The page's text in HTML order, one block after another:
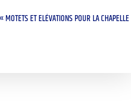
ET ELÉVATIONS POUR LA CHAPELLE